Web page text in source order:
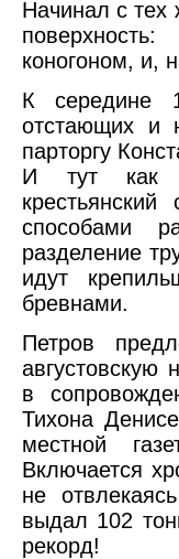
Начинал с тех
коногоном, и,
К середине
отстающих и
парторгу
И тут как
способами
разделение
идут
бревнами.
Петров
августовскую
в
Тихона
местной
Включается
не
выдал 102
рекорд!